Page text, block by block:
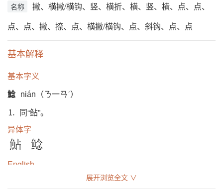
名称
撇、横撇/横钩、竖、横折、横、竖、横、点、点、
点、点、撇、捺、点、横撇/横钩、点、斜钩、点、点
基本解释
基本字义
鯰
nián（ㄋ一ㄢˊ）
⒈ 同“鲇”。
异体字
鮎 鲶
English
展开浏览全文 ∨